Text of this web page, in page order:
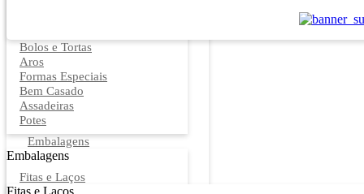
Bolos e Tortas
Aros
Formas Especiais
Bem Casado
Assadeiras
Potes
Embalagens
Embalagens
Fitas e Laços